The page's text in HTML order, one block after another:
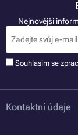
Nejnovější
Souhlasím se
Kontaktní údaje